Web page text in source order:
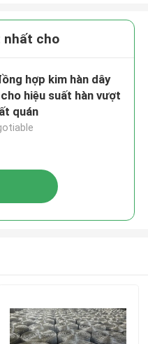
nhất cho
hợp kim hàn dây
hiệu suất hàn vượt
quán